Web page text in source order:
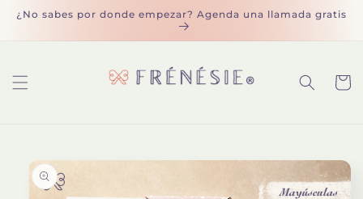
directamente
¿No sabes por donde empezar? Agenda una llamada gratis
Carrito
directamente
información